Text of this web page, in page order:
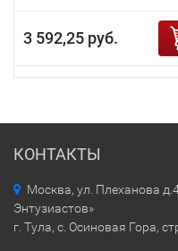
3 592,25 руб.
КОНТАКТЫ
Москва, ул. Плеханова
Энтузиастов»
г. Тула, с. Осиновая Гора,